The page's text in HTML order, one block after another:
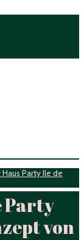
Party Ile de
Party
von